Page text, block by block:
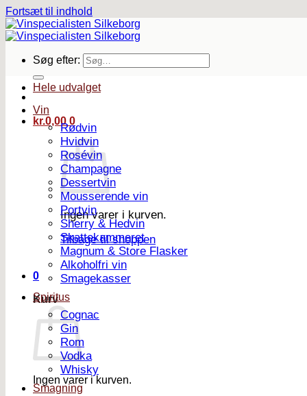
Fortsæt til indhold
Søg efter:
kr.0,00 0
Ingen varer i kurven.
Tilbage til shoppen
0
Kurv
Ingen varer i kurven.
Hele udvalget
Vin
Rødvin
Hvidvin
Rosévin
Champagne
Dessertvin
Mousserende vin
Portvin
Sherry & Hedvin
Skattekammeret
Magnum & Store Flasker
Alkoholfri vin
Smagekasser
Spiritus
Cognac
Gin
Rom
Vodka
Whisky
Smagning